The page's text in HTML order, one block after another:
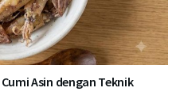
Asin dengan Teknik